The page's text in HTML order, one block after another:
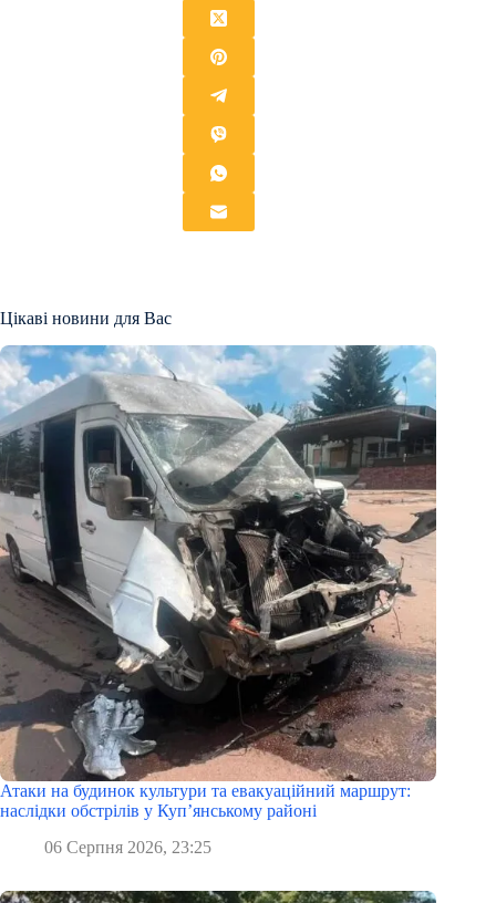
Цікаві новини для Вас
Атаки на будинок культури та евакуаційний маршрут:
наслідки обстрілів у Куп’янському районі
06 Серпня 2026, 23:25